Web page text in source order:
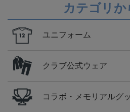
カテゴリか
ユニフォーム
クラブ公式ウェア
コラボ・メモリアルグ